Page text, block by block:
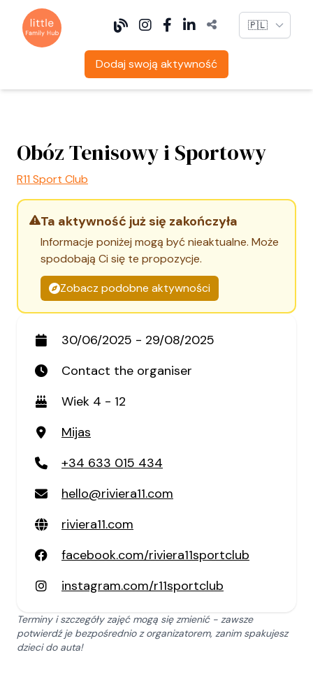
Language
Dodaj swoją aktywność
Obóz Tenisowy i Sportowy
R11 Sport Club
Ta aktywność już się zakończyła
Informacje poniżej mogą być nieaktualne. Może
spodobają Ci się te propozycje.
Zobacz podobne aktywności
30/06/2025 - 29/08/2025
Contact the organiser
Wiek 4 - 12
Mijas
+34 633 015 434
hello@riviera11.com
riviera11.com
facebook.com/riviera11sportclub
instagram.com/r11sportclub
Terminy i szczegóły zajęć mogą się zmienić - zawsze
potwierdź je bezpośrednio z organizatorem, zanim spakujesz
dzieci do auta!